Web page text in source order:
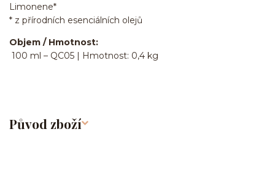
Limonene*
* z přírodních esenciálních olejů
Objem / Hmotnost:
100 ml – QC05 | Hmotnost: 0,4 kg
Původ zboží